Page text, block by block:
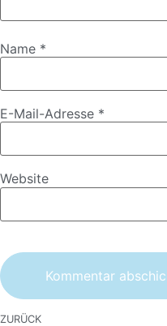
Name *
E-Mail-Adresse *
Website
ZURÜCK